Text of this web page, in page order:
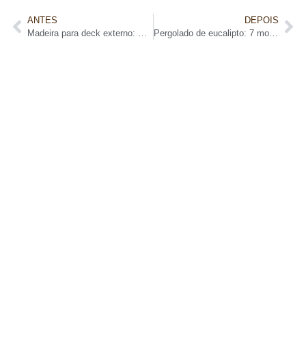
ANTES
DEPOIS
Pergolado de eucalipto: 7 modelos incríveis